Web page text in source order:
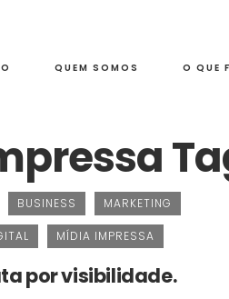
QUEM SOMOS O QUE
BUSINESS MARKETING
MÍDIA IMPRESSA
por visibilidade.